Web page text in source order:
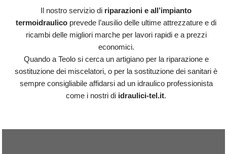
Il nostro servizio di riparazioni e all’impianto
termoidraulico prevede l’ausilio delle ultime attrezzature e di
ricambi delle migliori marche per lavori rapidi e a prezzi
economici.
Quando a Teolo si cerca un artigiano per la riparazione e
sostituzione dei miscelatori, o per la sostituzione dei sanitari è
sempre consigliabile affidarsi ad un idraulico professionista
come i nostri di idraulici-tel.it.